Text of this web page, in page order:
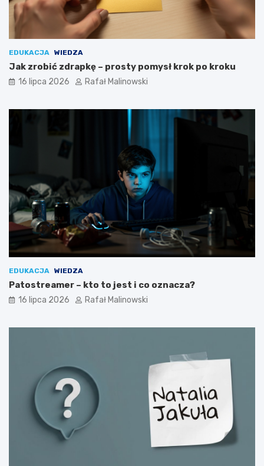
EDUKACJA WIEDZA
Jak zrobić zdrapkę – prosty pomysł krok po kroku
16 lipca 2026 Rafał Malinowski
EDUKACJA WIEDZA
Patostreamer – kto to jest i co oznacza?
16 lipca 2026 Rafał Malinowski